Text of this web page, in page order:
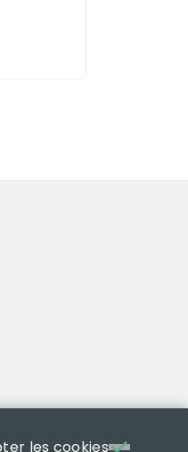
les cookies